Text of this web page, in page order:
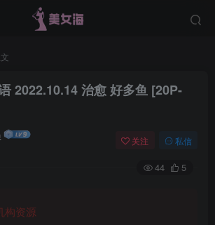
2022.10.14 治愈 好多鱼 [20P-
关注 私信
44 5
构资源